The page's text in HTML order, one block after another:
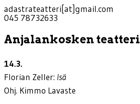
adastrateatteri[at]gmail.com
045 78732633
Anjalankosken teatteri
14.3.
Florian Zeller: Isä
Ohj. Kimmo Lavaste